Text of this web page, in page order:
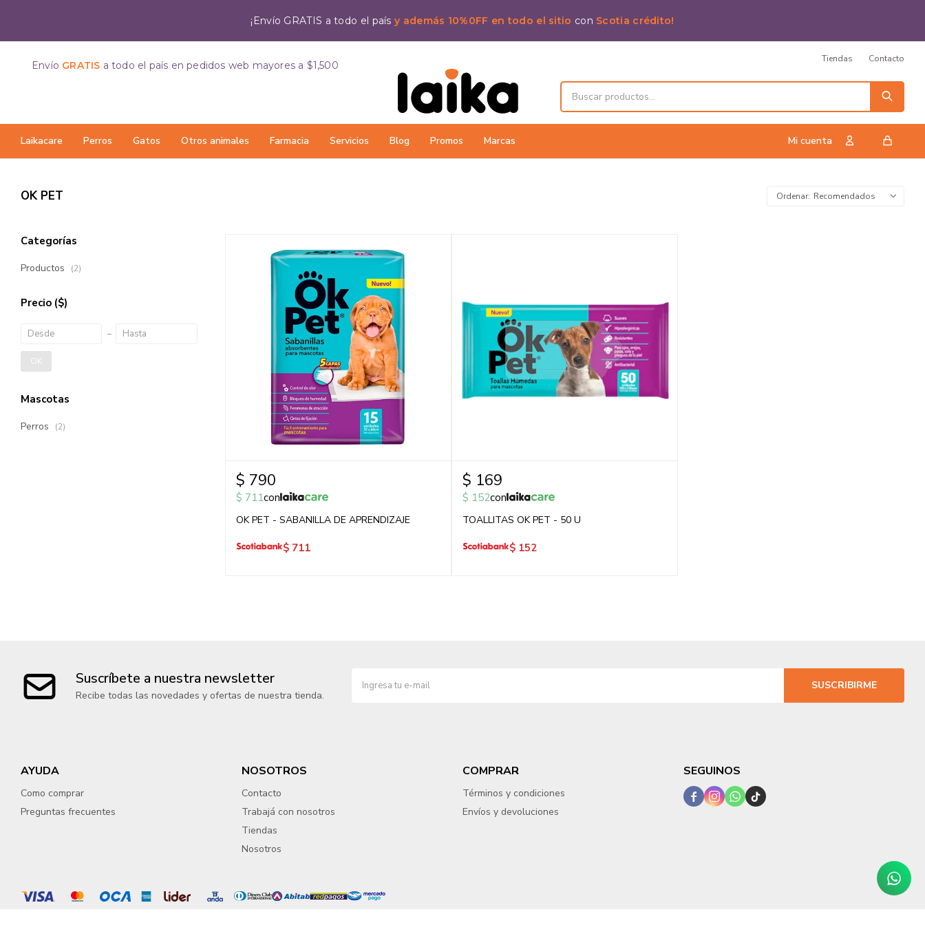
¡Envío GRATIS a todo el paísy además 10%0FF en todo el sitio con Scotia crédito!
Laikacare Perros Gatos Otros animales Farmacia Servicios Blog Promos Marcas
Envío GRATIS a todo el país en pedidos web mayores a $1,500
Tiendas Contacto
OK PET Recomendados
$ 790
$ 711con
OK PET - SABANILLA DE APRENDIZAJE
$ 711
$ 169
$ 152con
TOALLITAS OK PET - 50 U
$ 152
Categorías
Productos (2)
Precio ($)
OK
Mascotas
Perros (2)
Suscríbete a nuestra newsletter
Recibe todas las novedades y ofertas de nuestra tienda.
SUSCRIBIRME
AYUDA
Como comprar
Preguntas frecuentes
NOSOTROS
Contacto
Trabajá con nosotros
Tiendas
Nosotros
COMPRAR
Términos y condiciones
Envíos y devoluciones
SEGUINOS
   